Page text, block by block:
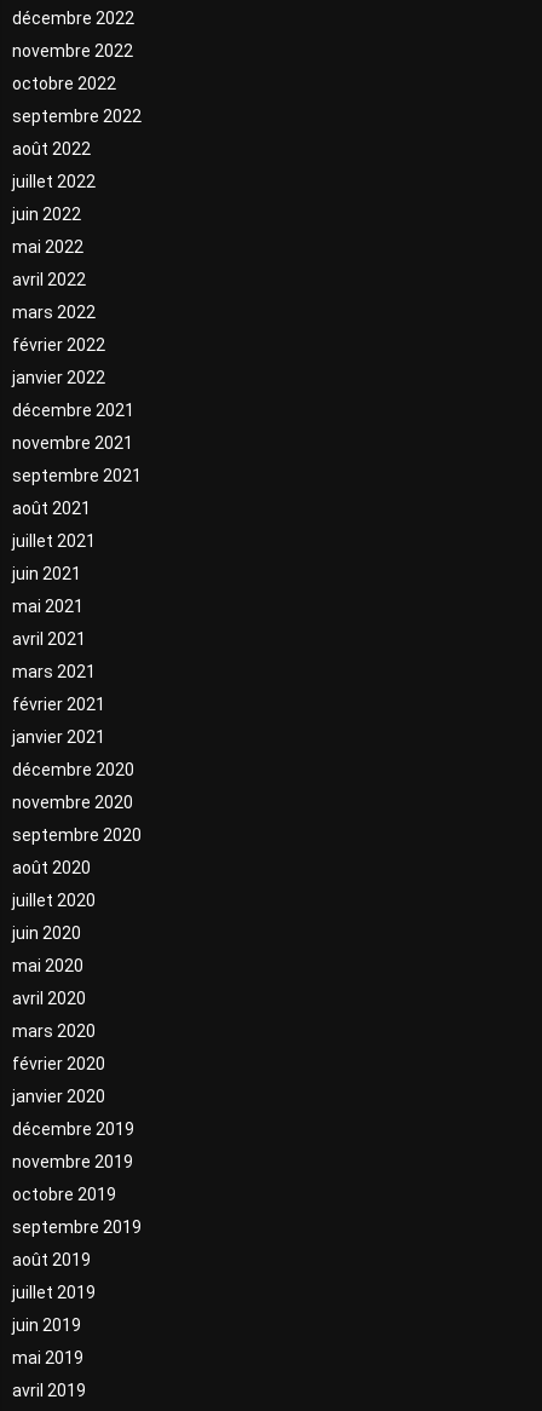
décembre 2022
novembre 2022
octobre 2022
septembre 2022
août 2022
juillet 2022
juin 2022
mai 2022
avril 2022
mars 2022
février 2022
janvier 2022
décembre 2021
novembre 2021
septembre 2021
août 2021
juillet 2021
juin 2021
mai 2021
avril 2021
mars 2021
février 2021
janvier 2021
décembre 2020
novembre 2020
septembre 2020
août 2020
juillet 2020
juin 2020
mai 2020
avril 2020
mars 2020
février 2020
janvier 2020
décembre 2019
novembre 2019
octobre 2019
septembre 2019
août 2019
juillet 2019
juin 2019
mai 2019
avril 2019